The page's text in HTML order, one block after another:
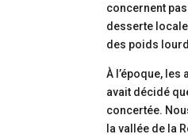
concernent
desserte
des poids
À l’époque, les
avait décidé
concertée.
la vallée de la